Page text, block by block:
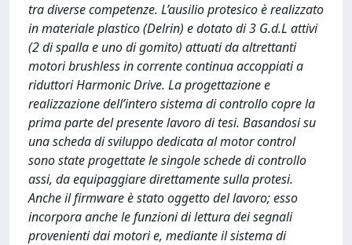
tra diverse competenze. L’ausilio protesico è realizzato
in materiale plastico (Delrin) e dotato di 3 G.d.L attivi
(2 di spalla e uno di gomito) attuati da altrettanti
motori brushless in corrente continua accoppiati a
riduttori Harmonic Drive. La progettazione e
realizzazione dell’intero sistema di controllo copre la
prima parte del presente lavoro di tesi. Basandosi su
una scheda di sviluppo dedicata al motor control
sono state progettate le singole schede di controllo
assi, da equipaggiare direttamente sulla protesi.
Anche il firmware è stato oggetto del lavoro; esso
incorpora anche le funzioni di lettura dei segnali
provenienti dai motori e, mediante il sistema di